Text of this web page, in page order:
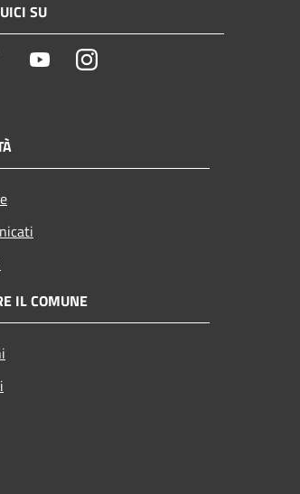
SU
Facebook YoutubeInstagram
IL COMUNE